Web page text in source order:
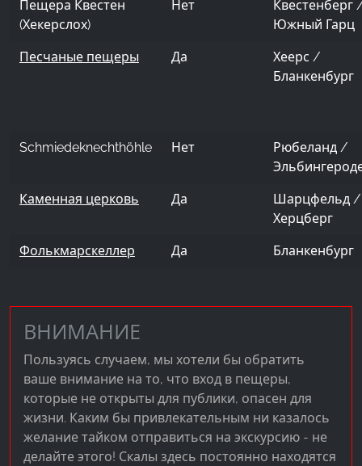
Пещера Квестен
(Хекерслох)
Нет
Квестенберг
Южный Гарц
Песчаные пещеры Да
Хеерс /
Бланкенбург
Schmiedeknechthöhle Нет
Рюбеланд /
Каменная церковь Да
Шарцфельд /
Херцберг
Фолькмарскеллер Да Бланкенбург
ВНИМАНИЕ
Пользуясь случаем, мы хотели бы обратить
ваше внимание на то, что вход в пещеры,
которые не открыты для публики, опасен для
жизни. Каким бы привлекательным ни казалось
желание тайком отправиться на экскурсию - не
делайте этого! Скалы здесь постоянно находятся